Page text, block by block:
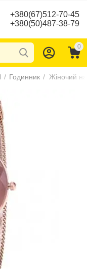
+380(67)512-70-45
+380(50)487-38-79
0
/ Годинник /